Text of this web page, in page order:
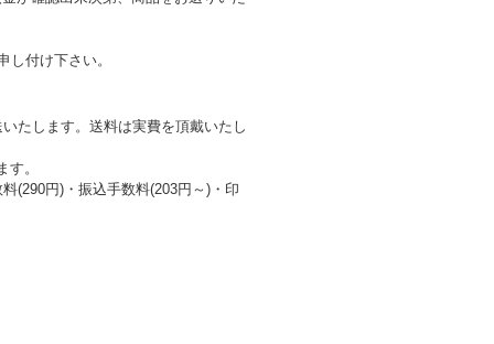
付け下さい。
たします。送料は実費を頂戴いたし
。
(290円)・振込手数料(203円～)・印